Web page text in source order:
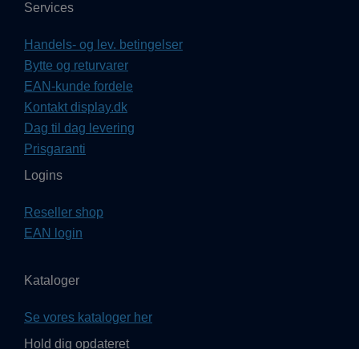
Services
Handels- og lev. betingelser
Bytte og returvarer
EAN-kunde fordele
Kontakt display.dk
Dag til dag levering
Prisgaranti
Logins
Reseller shop
EAN login
Kataloger
Se vores kataloger her
Hold dig opdateret